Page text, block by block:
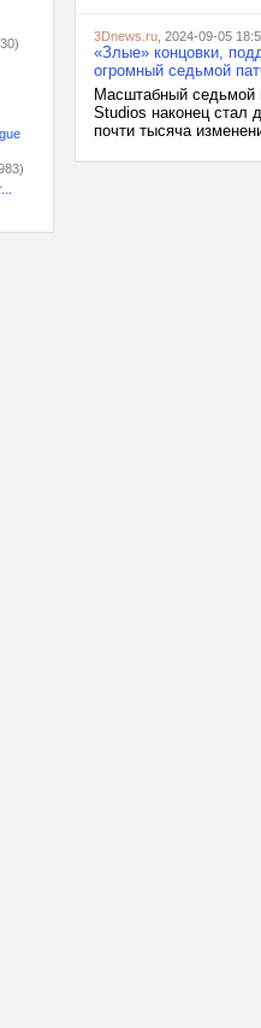
3Dnews.ru , 2024-09-05
«Злые» концовки,
огромный седьмой
Масштабный седьмой
Studios наконец стал
почти тысяча